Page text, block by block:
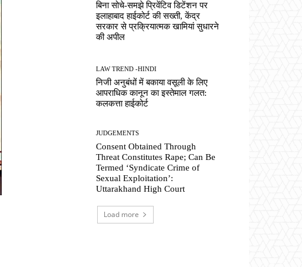
बिना सोचे-समझे प्रिवेंटिव डिटेंशन पर
इलाहाबाद हाईकोर्ट की सख्ती, केंद्र
सरकार से प्रक्रियात्मक खामियां सुधारने
की अपील
LAW TREND -HINDI
निजी अनुबंधों में बकाया वसूली के लिए
आपराधिक कानून का इस्तेमाल गलत:
कलकत्ता हाईकोर्ट
JUDGEMENTS
Consent Obtained Through
Threat Constitutes Rape; Can Be
Termed ‘Syndicate Crime of
Sexual Exploitation’:
Uttarakhand High Court
Load more